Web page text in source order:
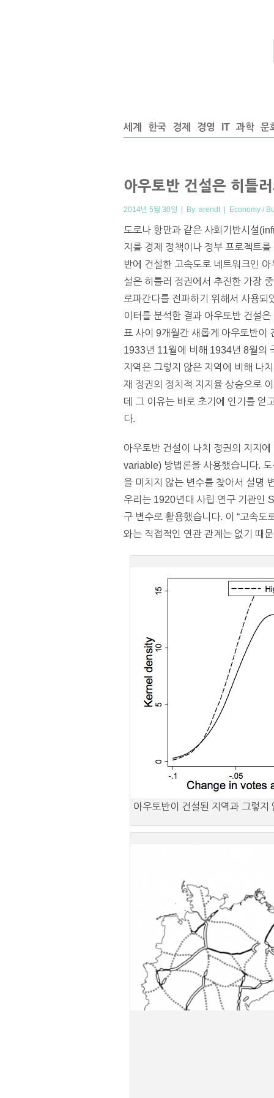
세계 한국 경제 경영 IT 과학 문
아우토반 건설은 히틀
2014년 5월 30일 | By: arendt| Economy /
도로나 항만과 같은 사회기반시설
지를 경제 정책이나 정부 프로젝트
반에 건설한 고속도로 네트워크인
설은 히틀러 정권에서 추진한 가장
로파간다를 전파하기 위해서 사용
이터를 분석한 결과 아우토반 건설
표 사이 9개월간 새롭게 아우토반이
1933년 11월에 비해 1934년 8월의
지역은 그렇지 않은 지역에 비해 나
재 정권의 정치적 지지율 상승으로
데 그 이유는 바로 초기에 인기를 얻
다.
아우토반 건설이 나치 정권의 지지
variable) 방법론을 사용했습니다.
을 미치지 않는 변수를 찾아서 설명
우리는 1920년대 사립 연구 기관인
구 변수로 활용했습니다. 이 “고속도
와는 직접적인 연관 관계는 없기 때
아우토반이 건설된 지역과 그렇